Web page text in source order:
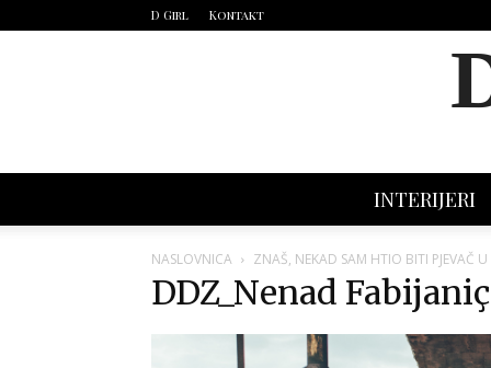
D Girl Kontakt
INTERIJERI
NASLOVNICA ZNAŠ, NEKAD SAM HTIO BITI PJEVAČ
DDZ_Nenad